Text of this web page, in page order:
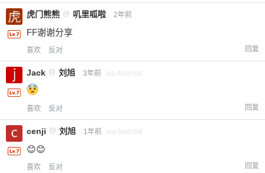
虎门熊熊 @ 叽里呱啦 2年前
FF谢谢分享
喜欢 反对 回复
Jack @ 刘旭 3年前 via Android
喜欢 反对 回复
cenji @ 刘旭 1年前 via Android
😊😊
喜欢 反对 回复